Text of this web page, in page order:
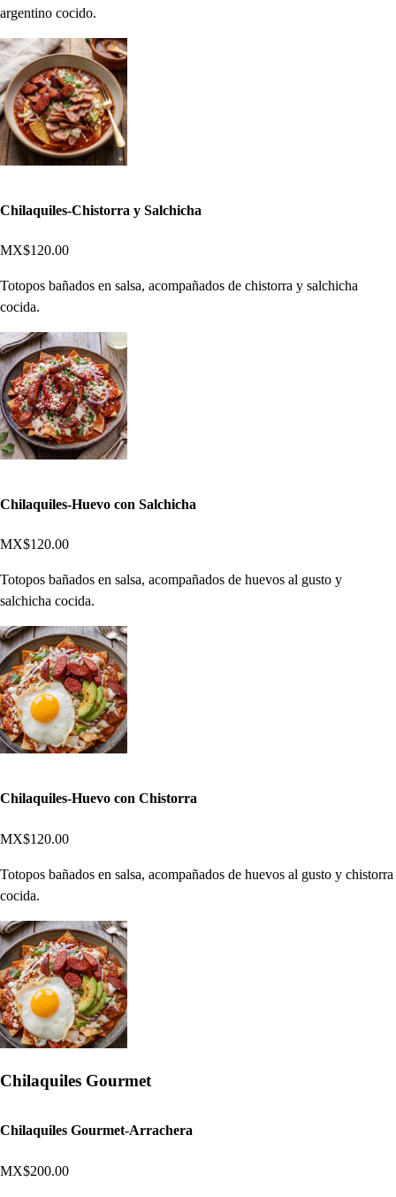
argentino cocido.
Chilaquiles-Chistorra y Salchicha
MX$120.00
Totopos bañados en salsa, acompañados de chistorra y salchicha
cocida.
Chilaquiles-Huevo con Salchicha
MX$120.00
Totopos bañados en salsa, acompañados de huevos al gusto y
salchicha cocida.
Chilaquiles-Huevo con Chistorra
MX$120.00
Totopos bañados en salsa, acompañados de huevos al gusto y chistorra
cocida.
Chilaquiles Gourmet
Chilaquiles Gourmet-Arrachera
MX$200.00